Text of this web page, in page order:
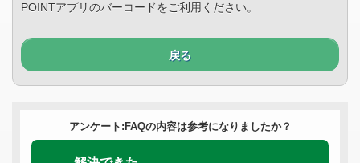
POINTアプリのバーコードをご利用ください。
戻る
アンケート:FAQの内容は参考になりましたか？